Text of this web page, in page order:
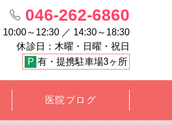
046-262-6860
10:00～12:30 ／ 14:30～18:30
休診日：木曜・日曜・祝日
P 有・提携駐車場3ヶ所
医院ブログ